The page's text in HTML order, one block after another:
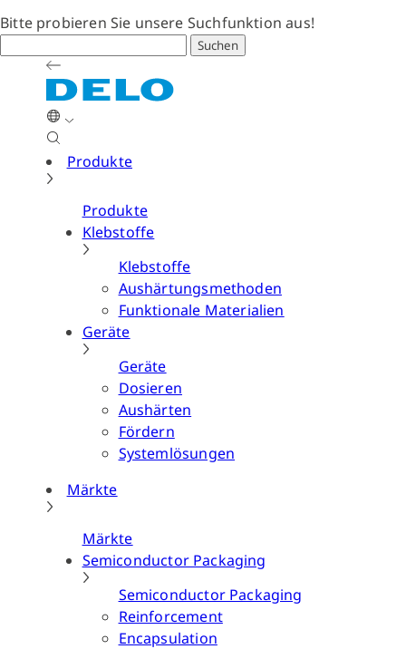
Bitte probieren Sie unsere Suchfunktion aus!
Suchen
Produkte
Produkte
Klebstoffe
Klebstoffe
Aushärtungsmethoden
Funktionale Materialien
Geräte
Geräte
Dosieren
Aushärten
Fördern
Systemlösungen
Märkte
Märkte
Semiconductor Packaging
Semiconductor Packaging
Reinforcement
Encapsulation